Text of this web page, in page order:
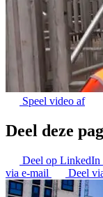
Speel video af
Deel deze
Deel op LinkedIn
via e-mail
Deel